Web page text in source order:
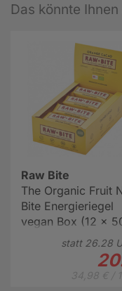
Das könnte
Raw Bite
The Organic Fruit
Bite Energieriegel
vegan Box (12 x
statt 26.28